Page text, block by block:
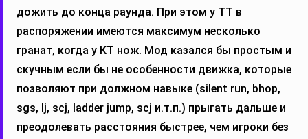
дожить до конца раунда. При этом у ТТ в
распоряжении имеются максимум несколько
гранат, когда у КТ нож. Мод казался бы простым и
скучным если бы не особенности движка, которые
позволяют при должном навыке (silent run, bhop,
sgs, lj, scj, ladder jump, scj и.т.п.) прыгать дальше и
преодолевать расстояния быстрее, чем игроки без